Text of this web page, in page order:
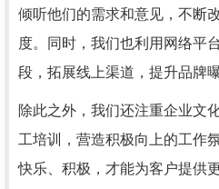
倾听他们的需求和意见，不断
度。同时，我们也利用网络平
段，拓展线上渠道，提升品牌曝
除此之外，我们还注重企业文
工培训，营造积极向上的工作
快乐、积极，才能为客户提供